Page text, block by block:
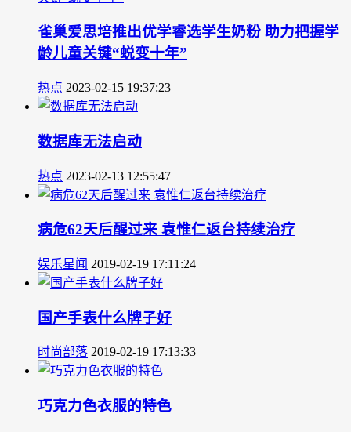
雀巢爱思培推出优学睿选学生奶粉 助力把握学
龄儿童关键“蜕变十年”
热点 2023-02-15 19:37:23
数据库无法启动
热点 2023-02-13 12:55:47
病危62天后醒过来 袁惟仁返台持续治疗
娱乐星闻 2019-02-19 17:11:24
国产手表什么牌子好
时尚部落 2019-02-19 17:13:33
巧克力色衣服的特色